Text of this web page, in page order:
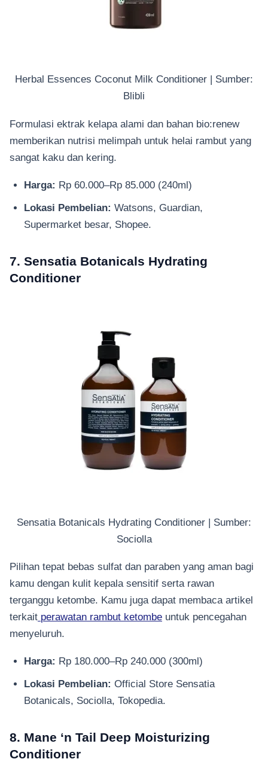
Herbal Essences Coconut Milk Conditioner | Sumber:
Blibli
Formulasi ektrak kelapa alami dan bahan bio:renew
memberikan nutrisi melimpah untuk helai rambut yang
sangat kaku dan kering.
Harga: Rp 60.000–Rp 85.000 (240ml)
Lokasi Pembelian: Watsons, Guardian,
Supermarket besar, Shopee.
7. Sensatia Botanicals Hydrating
Conditioner
Sensatia Botanicals Hydrating Conditioner | Sumber:
Sociolla
Pilihan tepat bebas sulfat dan paraben yang aman bagi
kamu dengan kulit kepala sensitif serta rawan
terganggu ketombe. Kamu juga dapat membaca artikel
terkait perawatan rambut ketombe untuk pencegahan
menyeluruh.
Harga: Rp 180.000–Rp 240.000 (300ml)
Lokasi Pembelian: Official Store Sensatia
Botanicals, Sociolla, Tokopedia.
8. Mane ‘n Tail Deep Moisturizing
Conditioner